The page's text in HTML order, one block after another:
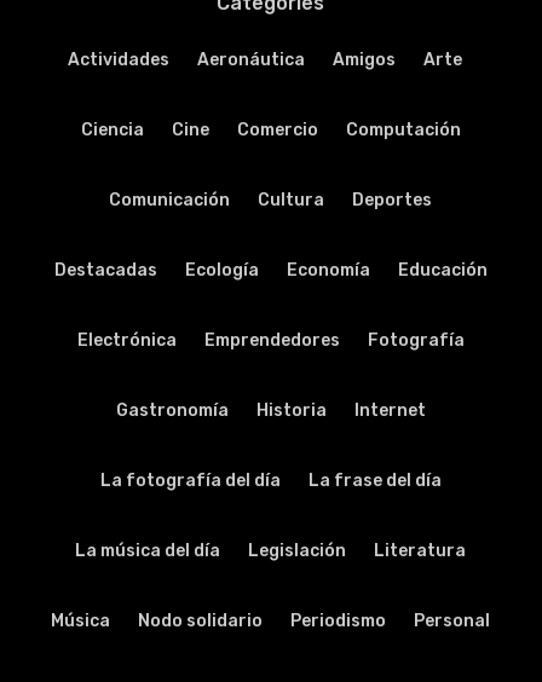
Actividades Aeronáutica Amigos Arte
Ciencia Cine Comercio Computación
Comunicación Cultura Deportes
Destacadas Ecología Economía Educación
Electrónica Emprendedores Fotografía
Gastronomía Historia Internet
La fotografía del día La frase del día
La música del día Legislación Literatura
Música Nodo solidario Periodismo Personal